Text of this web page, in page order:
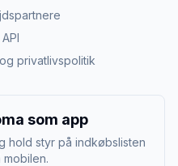
privatlivspolitik
som app
hold styr på indkøbslisten